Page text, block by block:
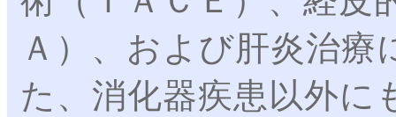
Ａ）、および肝炎治
た、消化器疾患以外に